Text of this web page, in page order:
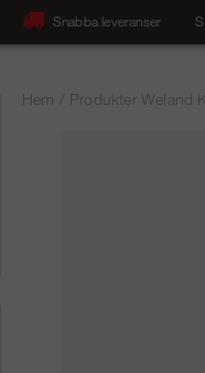
Snabba leveranser
Hem Produkter Weland